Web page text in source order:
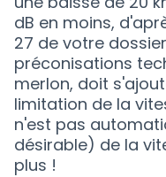
dB en moins,
27 de votre dossier
préconisations
merlon, doit
limitation de la
n'est pas
désirable) de la
plus !